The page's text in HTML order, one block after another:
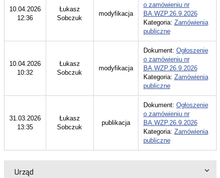
Urząd
10.04.2026
12:36
Łukasz
Sobczuk
modyfikacja
o zamówieniu nr
BA.WZP.26.9.2026
Kategoria: Zamówienia
publiczne
10.04.2026
10:32
Łukasz
Sobczuk
modyfikacja
Dokument: Ogłoszenie
o zamówieniu nr
BA.WZP.26.9.2026
Kategoria: Zamówienia
publiczne
31.03.2026
13:35
Łukasz
Sobczuk
publikacja
Dokument: Ogłoszenie
o zamówieniu nr
BA.WZP.26.9.2026
Kategoria: Zamówienia
publiczne